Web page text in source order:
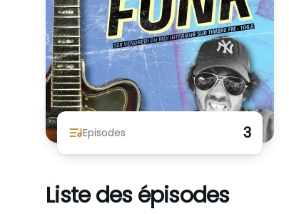
Episodes 3
Liste des épisodes